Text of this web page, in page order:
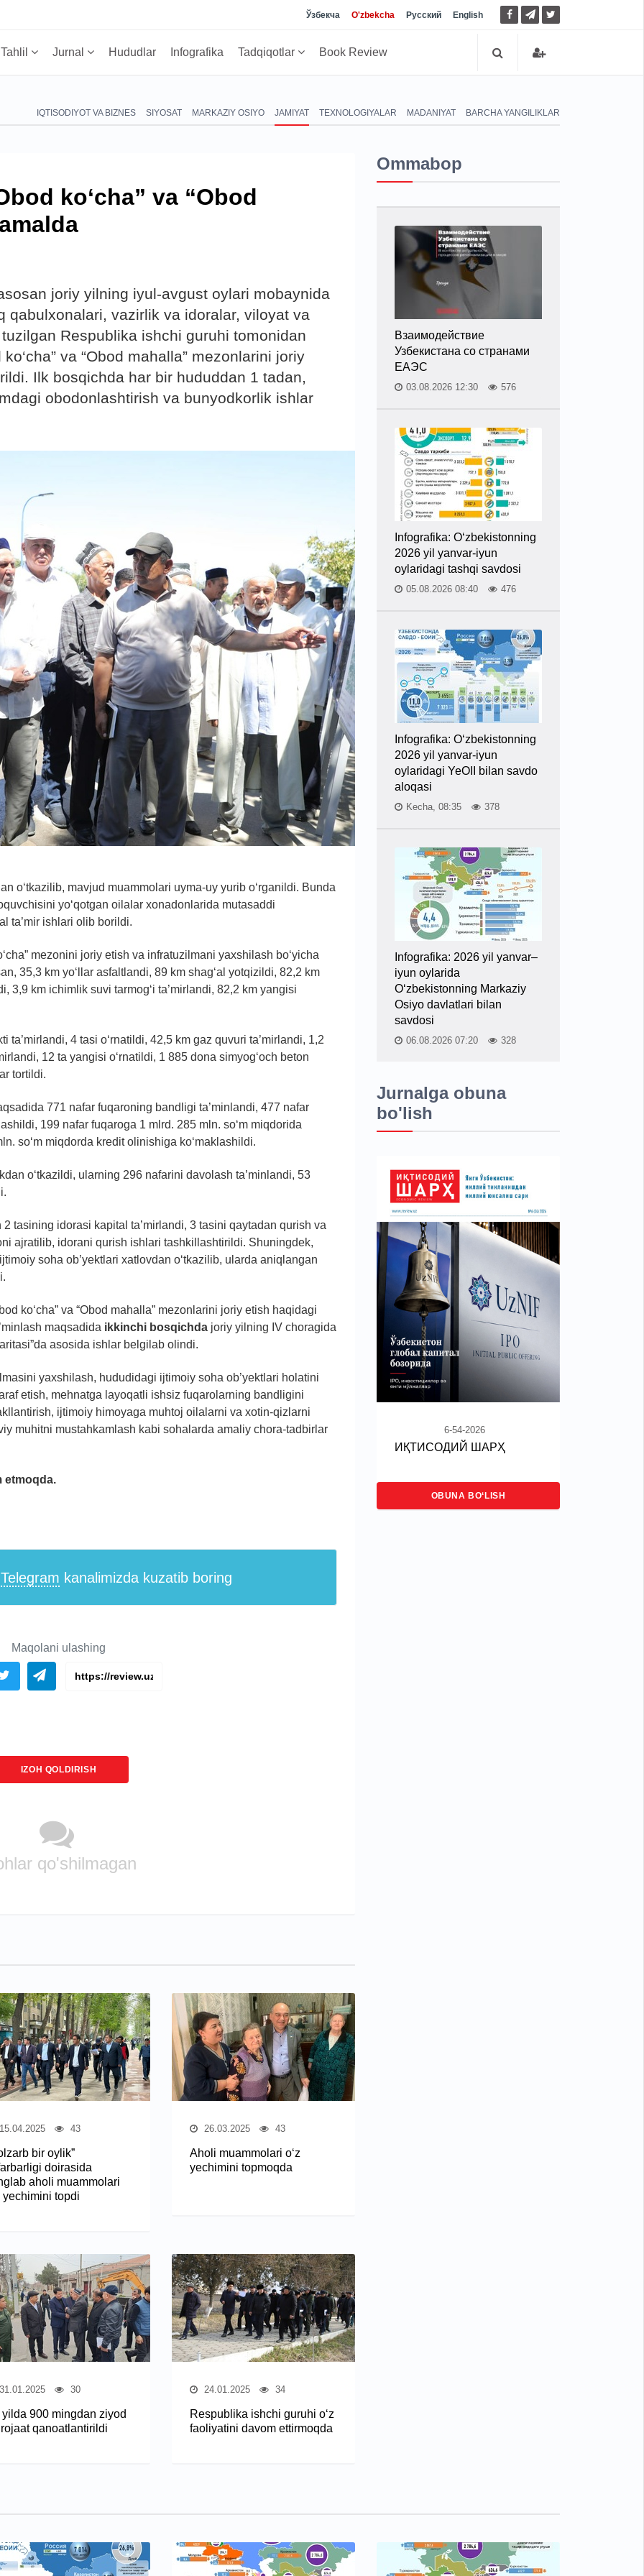
Ўзбекча O'zbekcha Русский English
Tahlil Jurnal Hududlar Infografika Tadqiqotlar Book Review
IQTISODIYOT VA BIZNES SIYOSAT MARKAZIY OSIYO JAMIYAT TEXNOLOGIYALAR MADANIYAT BARCHA YANGILIKLAR
ko‘cha” va “Obod
joriy yilning iyul-avgust oylari mobaynida
qabulxonalari, vazirlik va idoralar, viloyat va
Respublika ishchi guruhi tomonidan
va “Obod mahalla” mezonlarini joriy
Ilk bosqichda har bir hududdan 1 tadan,
obodonlashtirish va bunyodkorlik ishlar
o‘tkazilib, mavjud muammolari uyma-uy yurib o‘rganildi. Bunda
yo‘qotgan oilalar xonadonlarida mutasaddi
ta’mir ishlari olib borildi.
mezonini joriy etish va infratuzilmani yaxshilash bo‘yicha
35,3 km yo‘llar asfaltlandi, 89 km shag‘al yotqizildi, 82,2 km
3,9 km ichimlik suvi tarmog‘i ta’mirlandi, 82,2 km yangisi
4 tasi o‘rnatildi, 42,5 km gaz quvuri ta’mirlandi, 1,2
12 ta yangisi o‘rnatildi, 1 885 dona simyog‘och beton
tortildi.
771 nafar fuqaroning bandligi ta’minlandi, 477 nafar
199 nafar fuqaroga 1 mlrd. 285 mln. so‘m miqdorida
so‘m miqdorda kredit olinishiga ko‘maklashildi.
o‘tkazildi, ularning 296 nafarini davolash ta’minlandi, 53
tasining idorasi kapital ta’mirlandi, 3 tasini qaytadan qurish va
ajratilib, idorani qurish ishlari tashkillashtirildi. Shuningdek,
soha ob’yektlari xatlovdan o‘tkazilib, ularda aniqlangan
ko‘cha” va “Obod mahalla” mezonlarini joriy etish haqidagi
maqsadida ikkinchi bosqichda joriy yilning IV choragida
asosida ishlar belgilab olindi.
yaxshilash, hududidagi ijtimoiy soha ob’yektlari holatini
etish, mehnatga layoqatli ishsiz fuqarolarning bandligini
ijtimoiy himoyaga muhtoj oilalarni va xotin-qizlarni
muhitni mustahkamlash kabi sohalarda amaliy chora-tadbirlar
etmoqda.
Telegram kanalimizda kuzatib boring
Maqolani ulashing
IZOH QOLDIRISH
qo'shilmagan
43
bir oylik”
doirasida
aholi muammolari
yechimini topdi
26.03.2025 43
Aholi muammolari o‘z
yechimini topmoqda
30
900 mingdan ziyod
qanoatlantirildi
24.01.2025 34
Respublika ishchi guruhi o‘z
faoliyatini davom ettirmoqda
Ommabop
Взаимодействие
Узбекистана со странами
ЕАЭС
03.08.2026 12:30 576
Infografika: O‘zbekistonning
2026 yil yanvar-iyun
oylaridagi tashqi savdosi
05.08.2026 08:40 476
Infografika: O‘zbekistonning
2026 yil yanvar-iyun
oylaridagi YeOII bilan savdo
aloqasi
Kecha, 08:35 378
Infografika: 2026 yil yanvar–
iyun oylarida
O‘zbekistonning Markaziy
Osiyo davlatlari bilan
savdosi
06.08.2026 07:20 328
Jurnalga obuna
bo'lish
6-54-2026
ИҚТИСОДИЙ ШАРҲ
OBUNA BO‘LISH